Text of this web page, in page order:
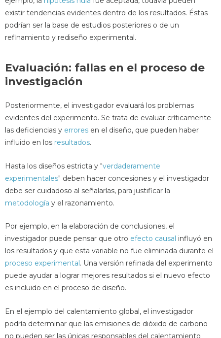
existir tendencias evidentes dentro de los resultados. Éstas
podrían ser la base de estudios posteriores o de un
refinamiento y rediseño experimental.
Evaluación: fallas en el proceso de
investigación
Posteriormente, el investigador evaluará los problemas
evidentes del experimento. Se trata de evaluar críticamente
las deficiencias y errores en el diseño, que pueden haber
influido en los resultados.
Hasta los diseños estricta y "verdaderamente
experimentales" deben hacer concesiones y el investigador
debe ser cuidadoso al señalarlas, para justificar la
metodología y el razonamiento.
Por ejemplo, en la elaboración de conclusiones, el
investigador puede pensar que otro efecto causal influyó en
los resultados y que esta variable no fue eliminada durante el
proceso experimental. Una versión refinada del experimento
puede ayudar a lograr mejores resultados si el nuevo efecto
es incluido en el proceso de diseño.
En el ejemplo del calentamiento global, el investigador
podría determinar que las emisiones de dióxido de carbono
no pueden ser las únicas responsables del calentamiento